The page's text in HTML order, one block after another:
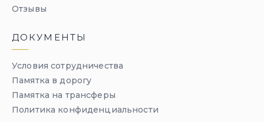
Отзывы
ДОКУМЕНТЫ
Условия сотрудничества
Памятка в дорогу
Памятка на трансферы
Политика конфиденциальности